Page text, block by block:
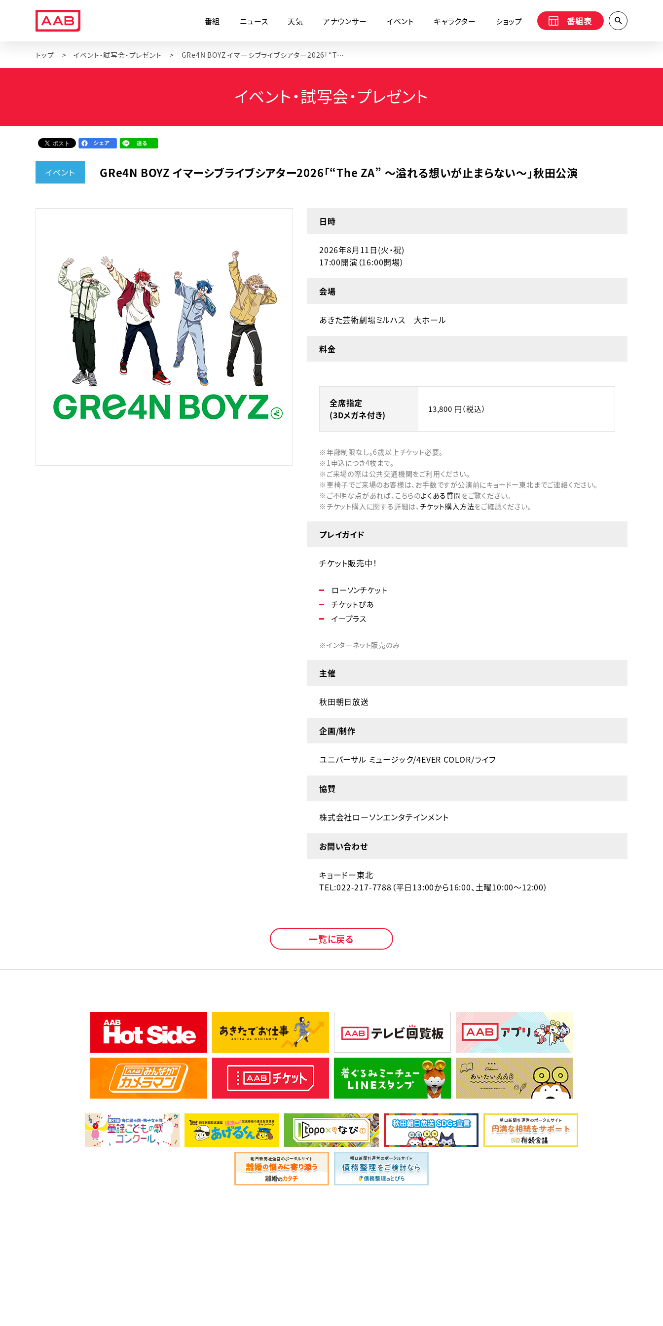
番組 ニュース 天気 アナウンサー イベント キャラクター ショップ 番組表
トップ イベント・試写会・プレゼント GRe4N BOYZ イマーシブライブシアター2026「“The ZA” 〜溢れる想いが止まらない〜」秋田公演
イベント・試写会・プレゼント
イベント GRe4N BOYZ イマーシブライブシアター2026「“The ZA” 〜溢れる想いが止まらない〜」秋田公演
日時
2026年8月11日(火・祝)
17:00開演（16:00開場）
会場
あきた芸術劇場ミルハス 大ホール
料金
全席指定
(3Dメガネ付き)
13,800 円（税込）
※年齢制限なし。6歳以上チケット必要。
※1申込につき4枚まで。
※ご来場の際は公共交通機関をご利用ください。
※車椅子でご来場のお客様は、お手数ですが公演前にキョードー東北までご連絡ください。
※ご不明な点があれば、こちらのよくある質問をご覧ください。
※チケット購入に関する詳細は、 チケット購入方法をご確認ください。
プレイガイド
チケット販売中！
ローソンチケット
チケットぴあ
イープラス
※インターネット販売のみ
主催
秋田朝日放送
企画/制作
ユニバーサル ミュージック/4EVER COLOR/ライフ
協賛
株式会社ローソンエンタテインメント
お問い合わせ
キョードー東北
TEL:022-217-7788（平日13:00から16:00、土曜10:00～12:00）
一覧に戻る